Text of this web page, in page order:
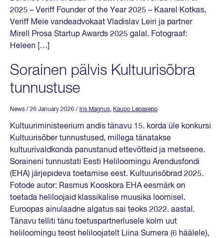
2025 – Veriff Founder of the Year 2025 – Kaarel Kotkas,
Veriff Meie vandeadvokaat Vladislav Leiri ja partner
Mirell Prosa Startup Awards 2025 galal. Fotograaf:
Heleen […]
Sorainen pälvis Kultuurisõbra
tunnustuse
News / 26 January 2026 / Iris Magnus, Kaupo Lepasepp
Kultuuriministeerium andis tänavu 15. korda üle konkursi
Kultuurisõber tunnustused, millega tänatakse
kultuurivaldkonda panustanud ettevõtteid ja metseene.
Soraineni tunnustati Eesti Heliloomingu Arendusfondi
(EHA) järjepideva toetamise eest. Kultuurisõbrad 2025.
Fotode autor: Rasmus Kooskora EHA eesmärk on
toetada heliloojaid klassikalise muusika loomisel.
Euroopas ainulaadne algatus sai teoks 2022. aastal.
Tänavu telliti tänu toetuspartnerlusele kolm uut
heliloomingu teost heliloojatelt Liina Sumera (6 häälele),